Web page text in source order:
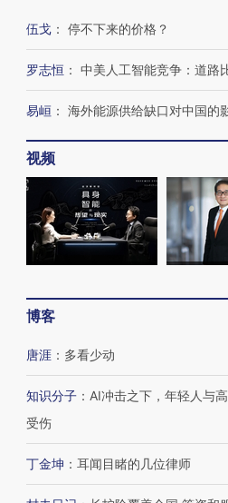
伍戈 ： 停不下来的价格？
罗志恒 ： 中美人工智能竞争：道路
易峘 ： 海外能源供给缺口对中国的
视频
博客
唐涯 ： 多看少动
知识分子 ： AI冲击之下，年轻人与
受伤
丁金坤 ： 耳闻目睹的几位律师